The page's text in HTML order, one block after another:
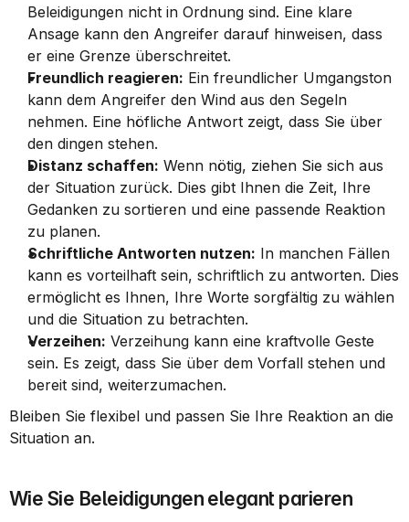
Beleidigungen nicht in Ordnung sind. Eine klare
Ansage kann den Angreifer darauf hinweisen, dass
er eine Grenze überschreitet.
Freundlich reagieren: Ein freundlicher Umgangston
kann dem Angreifer den Wind aus den Segeln
nehmen. Eine höfliche Antwort zeigt, dass Sie über
den dingen stehen.
Distanz schaffen: Wenn nötig, ziehen Sie sich aus
der Situation zurück. Dies gibt Ihnen die Zeit, Ihre
Gedanken zu sortieren und eine passende Reaktion
zu planen.
Schriftliche Antworten nutzen: In manchen Fällen
kann es vorteilhaft sein, schriftlich zu antworten. Dies
ermöglicht es Ihnen, Ihre Worte sorgfältig zu wählen
und die Situation zu betrachten.
Verzeihen: Verzeihung kann eine kraftvolle Geste
sein. Es zeigt, dass Sie über dem Vorfall stehen und
bereit sind, weiterzumachen.
Bleiben Sie flexibel und passen Sie Ihre Reaktion an die
Situation an.
Wie Sie Beleidigungen elegant parieren